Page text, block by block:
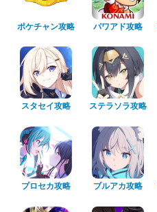
ポケチャン攻略 パワアド攻略
スタセイ攻略 ステラソラ攻略
プロセカ攻略 ブルアカ攻略